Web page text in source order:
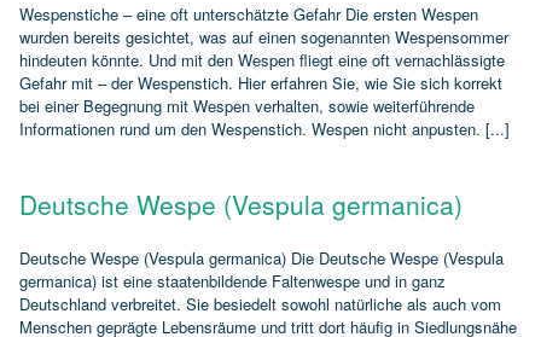
Wespenstiche – eine oft unterschätzte Gefahr Die ersten Wespen
wurden bereits gesichtet, was auf einen sogenannten Wespensommer
hindeuten könnte. Und mit den Wespen fliegt eine oft vernachlässigte
Gefahr mit – der Wespenstich. Hier erfahren Sie, wie Sie sich korrekt
bei einer Begegnung mit Wespen verhalten, sowie weiterführende
Informationen rund um den Wespenstich. Wespen nicht anpusten. [...]
Deutsche Wespe (Vespula germanica)
Deutsche Wespe (Vespula germanica) Die Deutsche Wespe (Vespula
germanica) ist eine staatenbildende Faltenwespe und in ganz
Deutschland verbreitet. Sie besiedelt sowohl natürliche als auch vom
Menschen geprägte Lebensräume und tritt dort häufig in Siedlungsnähe